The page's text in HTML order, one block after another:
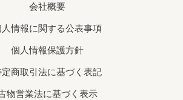
会社概要
人情報に関する公表事項
個人情報保護方針
定商取引法に基づく表記
物営業法に基づく表示